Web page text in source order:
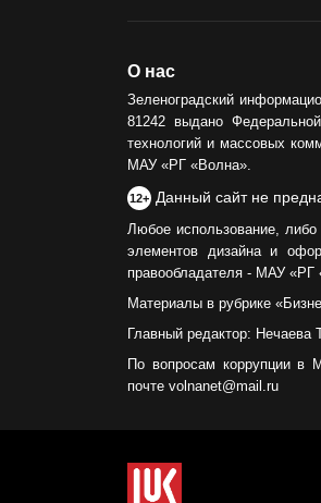
О нас
Зеленоградский
81242 выдано
технологий и массовых
МАУ «РГ «Волна».
12+ Данный сайт не
Любое использование, либо
элементов дизайна и
правообладателя - МАУ «РГ
Материалы в рубрике
Главный редактор: Нечаева
По вопросам коррупции в
почте volnanet@mail.ru